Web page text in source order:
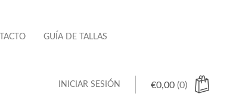
GUÍA DE TALLAS
€0,00 (0)
INICIAR SESIÓN